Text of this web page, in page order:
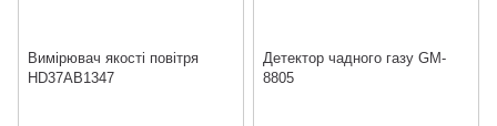
Вимірювач якості повітря
HD37AB1347
Детектор чадного газу GM-
8805